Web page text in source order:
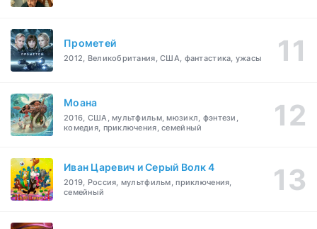
Прометей
2012, Великобритания, США, фантастика, ужасы
Моана
2016, США, мультфильм, мюзикл, фэнтези,
комедия, приключения, семейный
Иван Царевич и Серый Волк 4
2019, Россия, мультфильм, приключения,
семейный